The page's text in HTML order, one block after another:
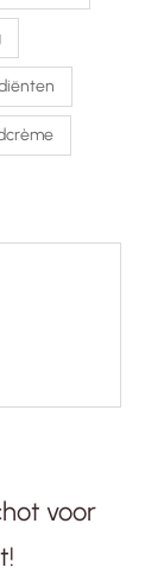
voor